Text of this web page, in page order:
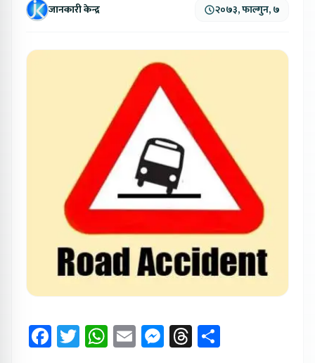
जानकारी केन्द्र २०७३, फाल्गुन, ७
Facebook
Twitter
WhatsApp
EmailMessenger
Threads